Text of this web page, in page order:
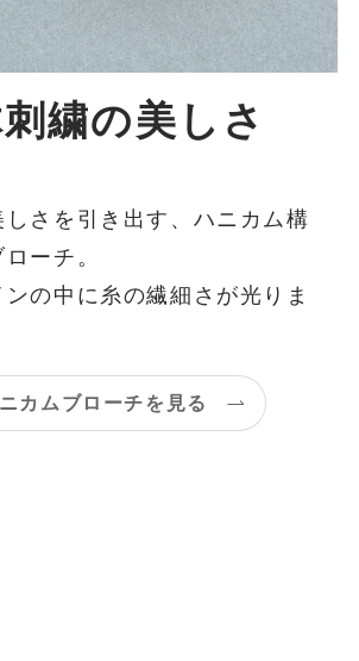
繍の美しさ
さを引き出す、ハニカム構
ーチ。
の中に糸の繊細さが光りま
カムブローチを見る